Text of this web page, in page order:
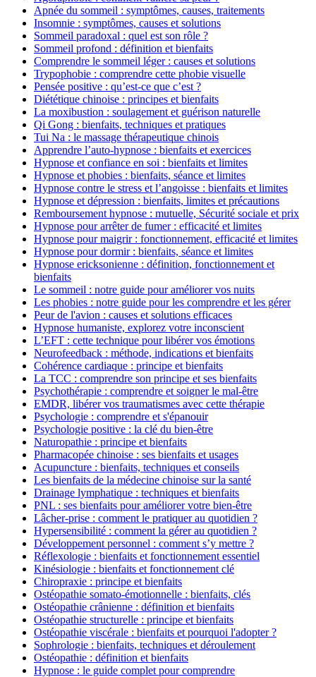
Apnée du sommeil : symptômes, causes, traitements
Insomnie : symptômes, causes et solutions
Sommeil paradoxal : quel est son rôle ?
Sommeil profond : définition et bienfaits
Comprendre le sommeil léger : causes et solutions
Trypophobie : comprendre cette phobie visuelle
Pensée positive : qu’est-ce que c’est ?
Diététique chinoise : principes et bienfaits
La moxibustion : soulagement et guérison naturelle
Qi Gong : bienfaits, techniques et pratiques
Tui Na : le massage thérapeutique chinois
Apprendre l’auto-hypnose : bienfaits et exercices
Hypnose et confiance en soi : bienfaits et limites
Hypnose et phobies : bienfaits, séance et limites
Hypnose contre le stress et l’angoisse : bienfaits et limites
Hypnose et dépression : bienfaits, limites et précautions
Remboursement hypnose : mutuelle, Sécurité sociale et prix
Hypnose pour arrêter de fumer : efficacité et limites
Hypnose pour maigrir : fonctionnement, efficacité et limites
Hypnose pour dormir : bienfaits, séance et limites
Hypnose ericksonienne : définition, fonctionnement et
bienfaits
Le sommeil : notre guide pour améliorer vos nuits
Les phobies : notre guide pour les comprendre et les gérer
Peur de l'avion : causes et solutions efficaces
Hypnose humaniste, explorez votre inconscient
L’EFT : cette technique pour libérer vos émotions
Neurofeedback : méthode, indications et bienfaits
Cohérence cardiaque : principe et bienfaits
La TCC : comprendre son principe et ses bienfaits
Psychothérapie : comprendre et soigner le mal-être
EMDR, libérer vos traumatismes avec cette thérapie
Psychologie : comprendre et s'épanouir
Psychologie positive : la clé du bien-être
Naturopathie : principe et bienfaits
Pharmacopée chinoise : ses bienfaits et usages
Acupuncture : bienfaits, techniques et conseils
Les bienfaits de la médecine chinoise sur la santé
Drainage lymphatique : techniques et bienfaits
PNL : ses bienfaits pour améliorer votre bien-être
Lâcher-prise : comment le pratiquer au quotidien ?
Hypersensibilité : comment la gérer au quotidien ?
Développement personnel : comment s’y mettre ?
Réflexologie : bienfaits et fonctionnement essentiel
Kinésiologie : bienfaits et fonctionnement clé
Chiropraxie : principe et bienfaits
Ostéopathie somato-émotionnelle : bienfaits, clés
Ostéopathie crânienne : définition et bienfaits
Ostéopathie structurelle : principe et bienfaits
Ostéopathie viscérale : bienfaits et pourquoi l'adopter ?
Sophrologie : bienfaits, techniques et déroulement
Ostéopathie : définition et bienfaits
Hypnose : le guide complet pour comprendre